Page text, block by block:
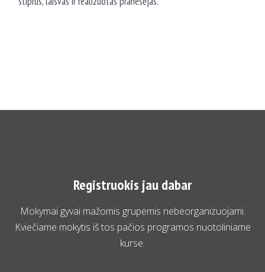
Registruokis jau dabar
Mokymai gyvai mažomis grupėmis nebeorganizuojami.
Kviečiame mokytis iš tos pačios programos nuotoliniame
kurse.